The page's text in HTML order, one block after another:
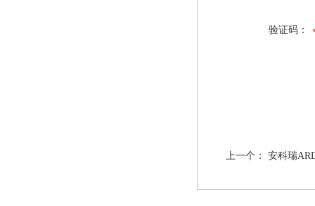
验证码：
上一个： 安科瑞